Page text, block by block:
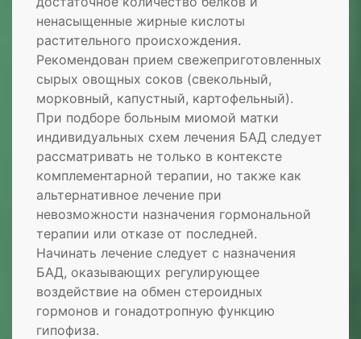
ненасыщенные жирные кислоты
растительного происхождения.
Рекомендован прием свежеприготовленных
сырых овощных соков (свекольный,
морковный, капустный, картофельный).
При подборе больным миомой матки
индивидуальных схем лечения БАД следует
рассматривать не только в контексте
комплементарной терапии, но также как
альтернативное лечение при
невозможности назначения гормональной
терапии или отказе от последней.
Начинать лечение следует с назначения
БАД, оказывающих регулирующее
воздействие на обмен стероидных
гормонов и гонадотропную функцию
гипофиза.